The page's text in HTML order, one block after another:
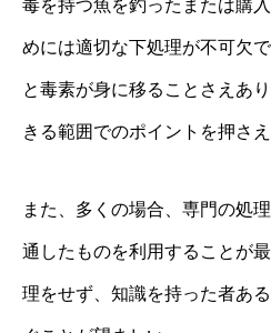
毒を持つ魚を釣ったまたは購
めには適切な下処理が不可欠
と毒素が身に移ることさえあ
きる範囲でのポイントを押さえ
また、多くの場合、専門の処
通したものを利用することが
理をせず、知識を持った者あ